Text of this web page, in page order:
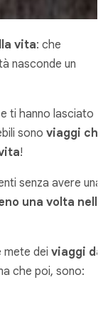
vita: che
nasconde un
ti hanno lasciato
sono viaggi
!
senza avere una
una volta
mete dei viaggi da
che poi, sono: